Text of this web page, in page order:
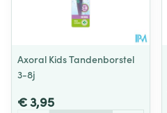
Axoral Kids Tandenborstel
3-8j
€ 3,95